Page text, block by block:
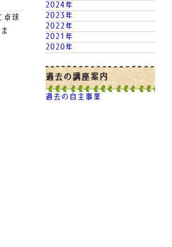
卓球
2024年
2023年
2022年
2021年
2020年
過去の講座案内
過去の自主事業